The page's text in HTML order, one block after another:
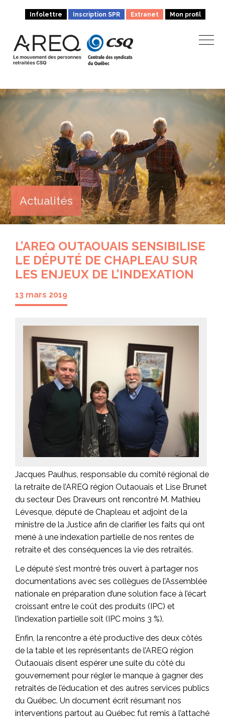
Infolettre Inscription SPR Extranet Mon profil
Actualités
L’AREQ OUTAOUAIS SENSIBILISE
LE DÉPUTÉ DE CHAPLEAU SUR
LES ENJEUX DE L’INDEXATION
13 mars 2019
Jacques Paulhus, responsable du comité régional de
la retraite de l’AREQ région Outaouais et Lise Brunet
du secteur Des Draveurs ont rencontré M. Mathieu
Lévesque, député de Chapleau et adjoint de la
ministre de la Justice afin de clarifier les faits qui ont
mené à une indexation partielle de nos rentes de
retraite et des conséquences la vie des retraités.
Le député s’est montré très ouvert à partager nos
documentations avec ses collègues de l’Assemblée
nationale en préparation d’une solution face à l’écart
croissant entre le coût des produits (IPC) et
l’indexation partielle soit (IPC moins 3 %).
Enfin, la rencontre a été productive des deux côtés
de la table et les représentants de l’AREQ région
Outaouais disent espérer une suite du côté du
gouvernement pour régler le manque à gagner des
retraités de l’éducation et des autres services publics
du Québec. Un document écrit résumant nos
interventions partout au Québec fut remis à l’attaché